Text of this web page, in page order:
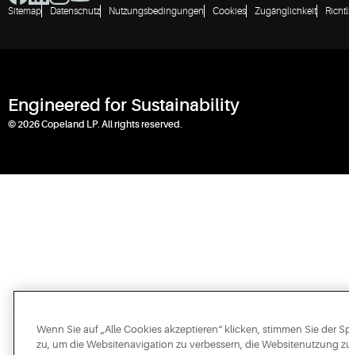
Sitemap Datenschutz Nutzungsbedingungen Cookies Zugänglichkeit
Engineered for Sustainability
© 2026 Copeland LP. All rights reserved.
Wenn Sie auf „Alle Cookies akzeptieren“ klicken, stimmen Sie der
zu, um die Websitenavigation zu verbessern, die Websitenutzung